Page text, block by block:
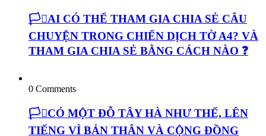
🏳️‍⚧️AI CÓ THỂ THAM GIA CHIA SẺ CÂU
CHUYỆN TRONG CHIẾN DỊCH TỜ A4? VÀ
THAM GIA CHIA SẺ BẰNG CÁCH NÀO ❓
0 Comments
🏳️‍⚧️CÓ MỘT ĐỖ TÂY HÀ NHƯ THẾ, LÊN
TIẾNG VÌ BẢN THÂN VÀ CỘNG ĐỒNG